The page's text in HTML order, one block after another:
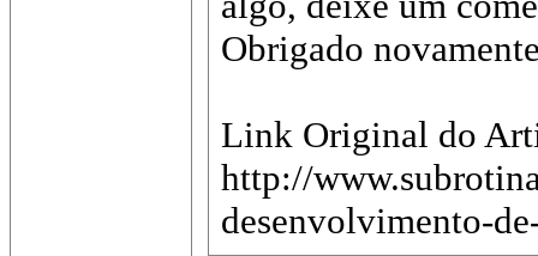
Obrigado
Link Original do
http://
desenvolvimento-